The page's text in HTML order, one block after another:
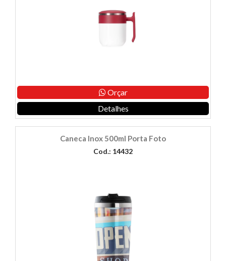
Orçar
Detalhes
Caneca Inox 500ml Porta Foto
Cod.: 14432